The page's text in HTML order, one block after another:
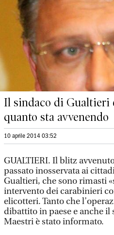
Il sindaco di Gualtieri
quanto sta avvenendo
10 aprile 2014 03:52
GUALTIERI. Il blitz
passato inosservata ai
Gualtieri, che sono rimasti
intervento dei carabinieri
elicotteri. Tanto che
dibattito in paese e anche
Maestri è stato informato.